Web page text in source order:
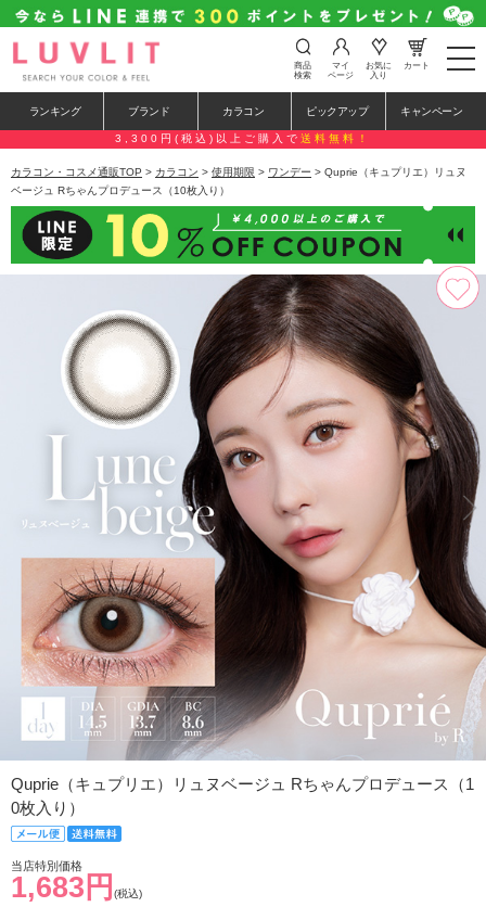
t
o
e
n
a
a
i
o
n
商品
検索
マイ
ページ
お気に
入り
カート
ランキング ブランド カラコン ピックアップ キャンペーン
3,300円(税込)以上ご購入で 送料無料！
カラコン・コスメ通販TOP > カラコン > 使用期限 > ワンデー > Quprie（キュプリエ）リュヌ
ベージュ Rちゃんプロデュース（10枚入り）
Quprie（キュプリエ）リュヌベージュ Rちゃんプロデュース（1
0枚入り）
当店特別価格
1,683円 (税込)